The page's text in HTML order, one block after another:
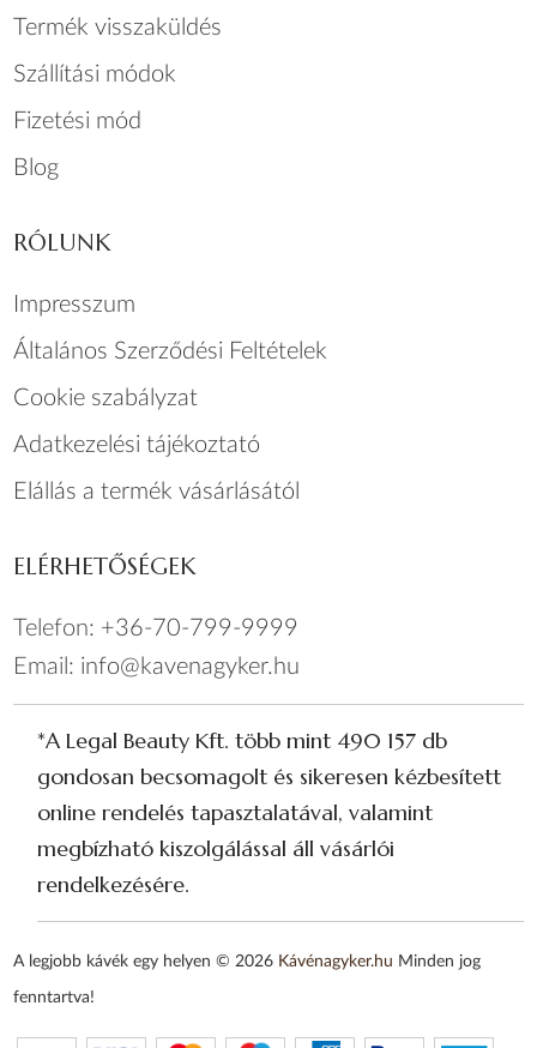
Termék visszaküldés
Szállítási módok
Fizetési mód
Blog
RÓLUNK
Impresszum
Általános Szerződési Feltételek
Cookie szabályzat
Adatkezelési tájékoztató
Elállás a termék vásárlásától
ELÉRHETŐSÉGEK
Telefon: +36-70-799-9999
Email: info@kavenagyker.hu
*A Legal Beauty Kft. több mint 490 157 db
gondosan becsomagolt és sikeresen kézbesített
online rendelés tapasztalatával, valamint
megbízható kiszolgálással áll vásárlói
rendelkezésére.
A legjobb kávék egy helyen © 2026 Kávénagyker.hu Minden jog
fenntartva!